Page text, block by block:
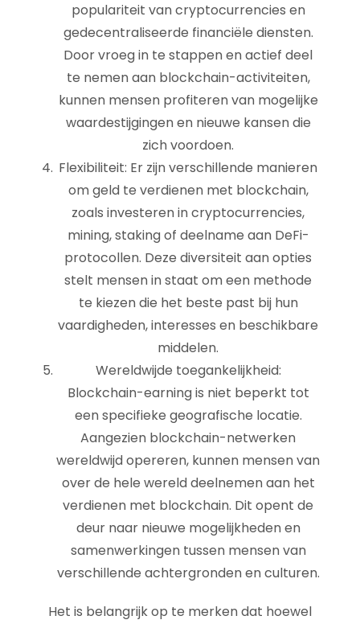
populariteit van cryptocurrencies en
gedecentraliseerde financiële diensten.
Door vroeg in te stappen en actief deel
te nemen aan blockchain-activiteiten,
kunnen mensen profiteren van mogelijke
waardestijgingen en nieuwe kansen die
zich voordoen.
Flexibiliteit: Er zijn verschillende manieren
om geld te verdienen met blockchain,
zoals investeren in cryptocurrencies,
mining, staking of deelname aan DeFi-
protocollen. Deze diversiteit aan opties
stelt mensen in staat om een methode
te kiezen die het beste past bij hun
vaardigheden, interesses en beschikbare
middelen.
Wereldwijde toegankelijkheid:
Blockchain-earning is niet beperkt tot
een specifieke geografische locatie.
Aangezien blockchain-netwerken
wereldwijd opereren, kunnen mensen van
over de hele wereld deelnemen aan het
verdienen met blockchain. Dit opent de
deur naar nieuwe mogelijkheden en
samenwerkingen tussen mensen van
verschillende achtergronden en culturen.
Het is belangrijk op te merken dat hoewel